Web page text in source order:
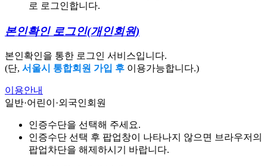
로 로그인합니다.
본인확인 로그인(개인회원)
본인확인을 통한 로그인 서비스입니다.
(단, 서울시 통합회원 가입 후 이용가능합니다.)
이용안내
일반·어린이·외국인회원
인증수단을 선택해 주세요.
인증수단 선택 후 팝업창이 나타나지 않으면 브라우저의
팝업차단을 해제하시기 바랍니다.